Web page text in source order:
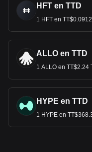
HFT en TTD
1 HFT en
ALLO en TTD
1 ALLO en TT$2.24
HYPE en TTD
1 HYPE en